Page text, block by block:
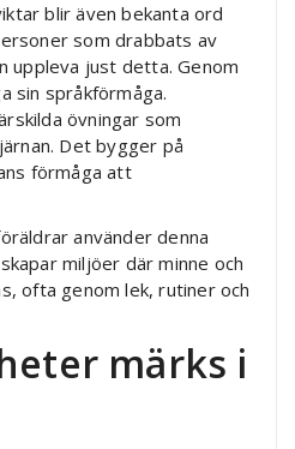
blir även bekanta ord
som drabbats av
uppleva just detta. Genom
sin språkförmåga.
övningar som
Det bygger på
förmåga att
använder denna
miljöer där minne och
ofta genom lek, rutiner och
märks i